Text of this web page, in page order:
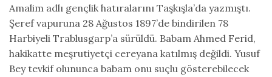
Amalim adlı gençlik hatıralarını Taşkışla’da yazmıştı.
Şeref vapuruna 28 Ağustos 1897’de bindirilen 78
Harbiyeli Trablusgarp’a sürüldü. Babam Ahmed Ferid,
hakikatte meşrutiyetçi cereyana katılmış değildi. Yusuf
Bey tevkif olununca babam onu suçlu gösterebilecek